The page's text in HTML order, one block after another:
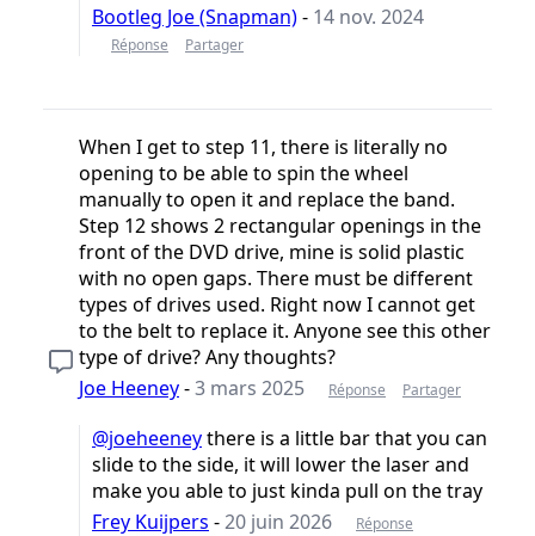
Bootleg Joe (Snapman)- 14 nov. 2024
Réponse Partager
When I get to step 11, there is literally no
opening to be able to spin the wheel
manually to open it and replace the band.
Step 12 shows 2 rectangular openings in the
front of the DVD drive, mine is solid plastic
with no open gaps. There must be different
types of drives used. Right now I cannot get
to the belt to replace it. Anyone see this other
type of drive? Any thoughts?
Joe Heeney-3 mars 2025 Réponse Partager
@joeheeneythere is a little bar that you can
slide to the side, it will lower the laser and
make you able to just kinda pull on the tray
Frey Kuijpers -20 juin 2026
Réponse